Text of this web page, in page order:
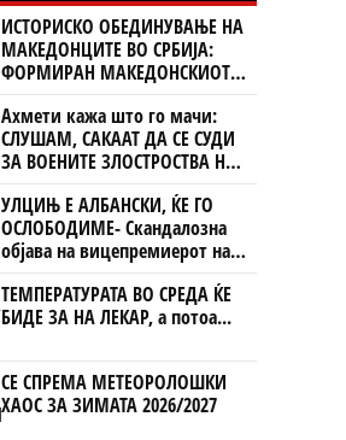
ИСТОРИСКО ОБЕДИНУВАЊЕ НА
МАКЕДОНЦИТЕ ВО СРБИЈА:
ФОРМИРАН МАКЕДОНСКИОТ
НАЦИОНАЛЕН СОЈУЗ
Ахмети кажа што го мачи:
СЛУШАМ, САКААТ ДА СЕ СУДИ
ЗА ВОЕНИТЕ ЗЛОСТРОСТВА НА
УЧК...
УЛЦИЊ Е АЛБАНСКИ, ЌЕ ГО
ОСЛОБОДИМЕ- Скандалозна
објава на вицепремиерот на
Црна Гора
ТЕМПЕРАТУРАТА ВО СРЕДА ЌЕ
БИДЕ ЗА НА ЛЕКАР, а потоа...
СЕ СПРЕМА МЕТЕОРОЛОШКИ
ХАОС ЗА ЗИМАТА 2026/2027